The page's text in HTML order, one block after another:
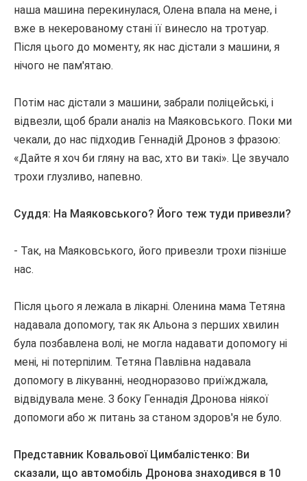
наша машина перекинулася, Олена впала на мене, і
вже в некерованому стані її винесло на тротуар.
Після цього до моменту, як нас дістали з машини, я
нічого не пам'ятаю.
Потім нас дістали з машини, забрали поліцейські, і
відвезли, щоб брали аналіз на Маяковського. Поки ми
чекали, до нас підходив Геннадій Дронов з фразою:
«Дайте я хоч би гляну на вас, хто ви такі». Це звучало
трохи глузливо, напевно.
Суддя: На Маяковського? Його теж туди привезли?
- Так, на Маяковського, його привезли трохи пізніше
нас.
Після цього я лежала в лікарні. Оленина мама Тетяна
надавала допомогу, так як Альона з перших хвилин
була позбавлена ​​волі, не могла надавати допомогу ні
мені, ні потерпілим. Тетяна Павлівна надавала
допомогу в лікуванні, неодноразово приїжджала,
відвідувала мене. З боку Геннадія Дронова ніякої
допомоги або ж питань за станом здоров'я не було.
Представник Ковальової Цимбалістенко: Ви
сказали, що автомобіль Дронова знаходився в 10